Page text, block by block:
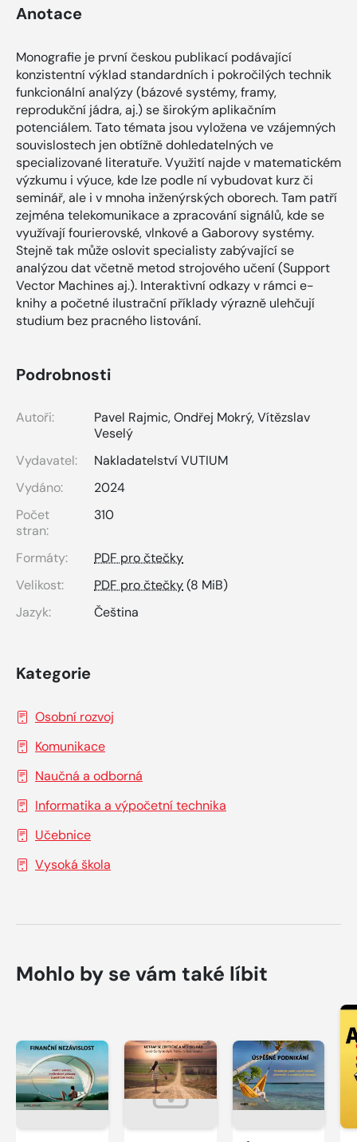
Anotace
Monografie je první českou publikací podávající
konzistentní výklad standardních i pokročilých technik
funkcionální analýzy (bázové systémy, framy,
reprodukční jádra, aj.) se širokým aplikačním
potenciálem. Tato témata jsou vyložena ve vzájemných
souvislostech jen obtížně dohledatelných ve
specializované literatuře. Využití najde v matematickém
výzkumu i výuce, kde lze podle ní vybudovat kurz či
seminář, ale i v mnoha inženýrských oborech. Tam patří
zejména telekomunikace a zpracování signálů, kde se
využívají fourierovské, vlnkové a Gaborovy systémy.
Stejně tak může oslovit specialisty zabývající se
analýzou dat včetně metod strojového učení (Support
Vector Machines aj.). Interaktivní odkazy v rámci e-
knihy a početné ilustrační příklady výrazně ulehčují
studium bez pracného listování.
Podrobnosti
Autoři: Pavel Rajmic,Ondřej Mokrý,Vítězslav
Veselý
Vydavatel:
Nakladatelství VUTIUM
Vydáno:
2024
Počet
stran:
310
Formáty:
PDF pro čtečky
Velikost:
PDF pro čtečky(8 MiB)
Jazyk:
Čeština
Kategorie
Osobní rozvoj
Komunikace
Naučná a odborná
Informatika a výpočetní technika
Učebnice
Vysoká škola
Mohlo by se vám také líbit